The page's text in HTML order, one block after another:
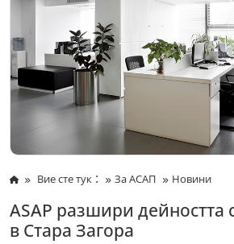
Вие сте тук : За АСАП Новини
ASAP разшири дейността
в Стара Загора